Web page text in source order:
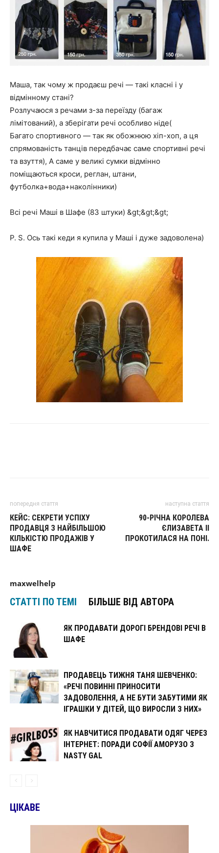
Маша, так чому ж продаєш речі — такі класні і у
відмінному стані?
Розлучаюся з речами з-за переїзду (багаж
лімітований), а зберігати речі особливо ніде(
Багато спортивного — так як обожнюю хіп-хоп, а ця
спрямованість танців передбачає саме спортивні речі
та взуття), А саме у великі сумки відмінно
поміщаються кроси, реглан, штани,
футболка+вода+наколінники)
Всі речі Маші в Шафе (83 штуки) &gt;&gt;&gt;
P. S. Ось такі кеди я купила у Маші і дуже задоволена)
попередня стаття
КЕЙС: СЕКРЕТИ УСПІХУ
ПРОДАВЦЯ З НАЙБІЛЬШОЮ
КІЛЬКІСТЮ ПРОДАЖІВ У
ШАФЕ
наступна стаття
90-РІЧНА КОРОЛЕВА
ЄЛИЗАВЕТА II
ПРОКОТИЛАСЯ НА ПОНІ.
maxwelhelp
СТАТТІ ПО ТЕМІ БІЛЬШЕ ВІД АВТОРА
ЯК ПРОДАВАТИ ДОРОГІ БРЕНДОВІ РЕЧІ В
ШАФЕ
ПРОДАВЕЦЬ ТИЖНЯ ТАНЯ ШЕВЧЕНКО:
«РЕЧІ ПОВИННІ ПРИНОСИТИ
ЗАДОВОЛЕННЯ, А НЕ БУТИ ЗАБУТИМИ ЯК
ІГРАШКИ У ДІТЕЙ, ЩО ВИРОСЛИ З НИХ»
ЯК НАВЧИТИСЯ ПРОДАВАТИ ОДЯГ ЧЕРЕЗ
ІНТЕРНЕТ: ПОРАДИ СОФІЇ АМОРУЗО З
NASTY GAL
ЦІКАВЕ